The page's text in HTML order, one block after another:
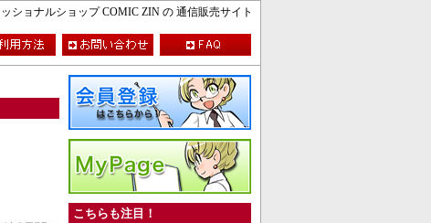
ショナルショップ COMIC ZIN の 通信販売サイト
こちらも注目！